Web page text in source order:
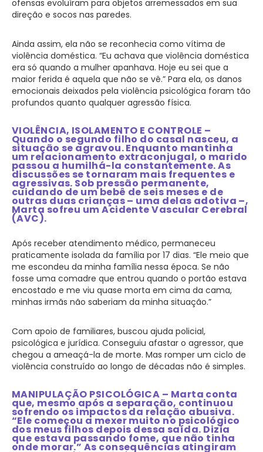
ofensas evoluíram para objetos arremessados em sua
direção e socos nas paredes.
Ainda assim, ela não se reconhecia como vítima de
violência doméstica. “Eu achava que violência doméstica
era só quando a mulher apanhava. Hoje eu sei que a
maior ferida é aquela que não se vê.” Para ela, os danos
emocionais deixados pela violência psicológica foram tão
profundos quanto qualquer agressão física.
VIOLÊNCIA, ISOLAMENTO E CONTROLE –
Quando o segundo filho do casal nasceu, a
situação se agravou. Enquanto mantinha
um relacionamento extraconjugal, o marido
passou a humilhá-la constantemente. As
discussões se tornaram mais frequentes e
agressivas. Sob pressão permanente,
cuidando de um bebê de seis meses e de
outras duas crianças – uma delas adotiva –,
Marta sofreu um Acidente Vascular Cerebral
(AVC).
Após receber atendimento médico, permaneceu
praticamente isolada da família por 17 dias. “Ele meio que
me escondeu da minha família nessa época. Se não
fosse uma comadre que entrou quando o portão estava
encostado e me viu quase morta em cima da cama,
minhas irmãs não saberiam da minha situação.”
Com apoio de familiares, buscou ajuda policial,
psicológica e jurídica. Conseguiu afastar o agressor, que
chegou a ameaçá-la de morte. Mas romper um ciclo de
violência construído ao longo de décadas não é simples.
MANIPULAÇÃO PSICOLÓGICA – Marta conta
que, mesmo após a separação, continuou
sofrendo os impactos da relação abusiva.
“Ele começou a mexer muito no psicológico
dos meus filhos depois dessa saída. Dizia
que estava passando fome, que não tinha
onde morar.” As consequências atingiram